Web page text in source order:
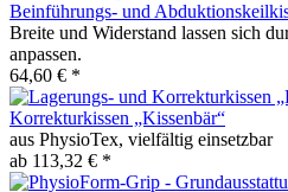
Beinführungs- und
Breite und Widerstand lassen sich
anpassen.
64,60 € *
Korrekturkissen „Kissenbär“
aus PhysioTex, vielfältig einsetzbar
ab 113,32 € *